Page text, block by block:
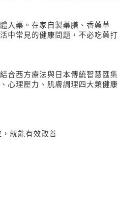
入藥。在家自製藥膳、香藥草
中常見的健康問題，不必吃藥打
合西方療法與日本傳統智慧匯集
心理壓力、肌膚調理四大類健康
就能有效改善